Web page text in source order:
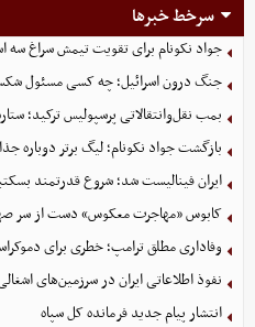
سرخط خبرها
جواد نکونام برای تقویت تیمش سراغ سه
جنگ درون اسرائیل؛ چه کسی مسئول
بمب نقل‌وانتقالاتی پرسپولیس ترکید؛
بازگشت جواد نکونام؛ لیگ برتر دوباره
ایران فینالیست شد؛ شروع قدرتمند
کابوس «مهاجرت معکوس» دست از سر
وفاداری مطلق ترامپ؛ خطری برای
نفوذ اطلاعاتی ایران در سرزمین‌های
انتشار پیام جدید فرمانده کل سپاه